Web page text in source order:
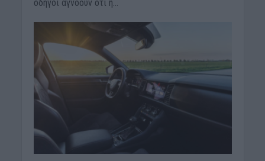
οδηγοί αγνοούν ότι η...